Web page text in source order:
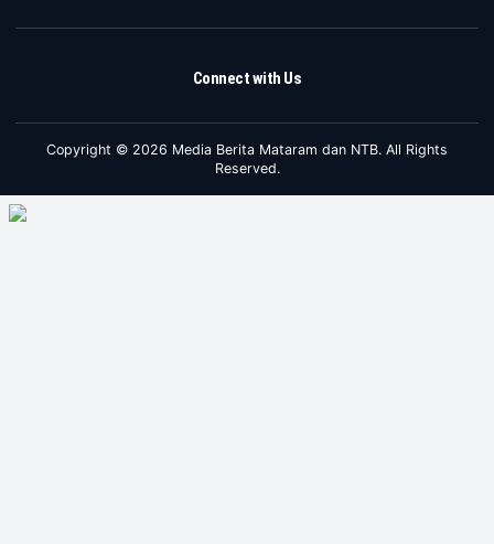
Connect with Us
Copyright © 2026 Media Berita Mataram dan NTB. All Rights
Reserved.